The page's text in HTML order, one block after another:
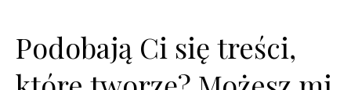
Podobają Ci się treści,